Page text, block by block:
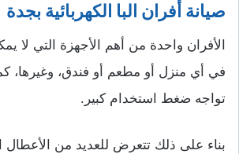
صيانة أفران البا الكهربائية بجدة
الأفران واحدة من أهم الأجهزة التي لا
في أي منزل أو مطعم أو فندق، وغيرها،
تواجه ضغط استخدام كبير.
بناء على ذلك تتعرض للعديد من الأعطال